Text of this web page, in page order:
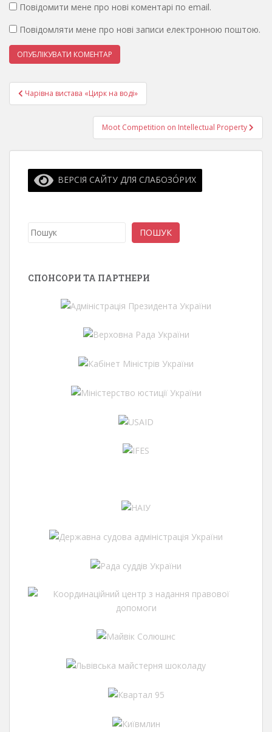
Повідомити мене про нові коментарі по email.
Повідомляти мене про нові записи електронною поштою.
Навігація
записів
Чарівна вистава «Цирк на воді»
Moot Competition on Intellectual Property
ВЕРСІЯ САЙТУ ДЛЯ СЛАБОЗО́РИХ
Пошук ПОШУК
СПОНСОРИ ТА ПАРТНЕРИ